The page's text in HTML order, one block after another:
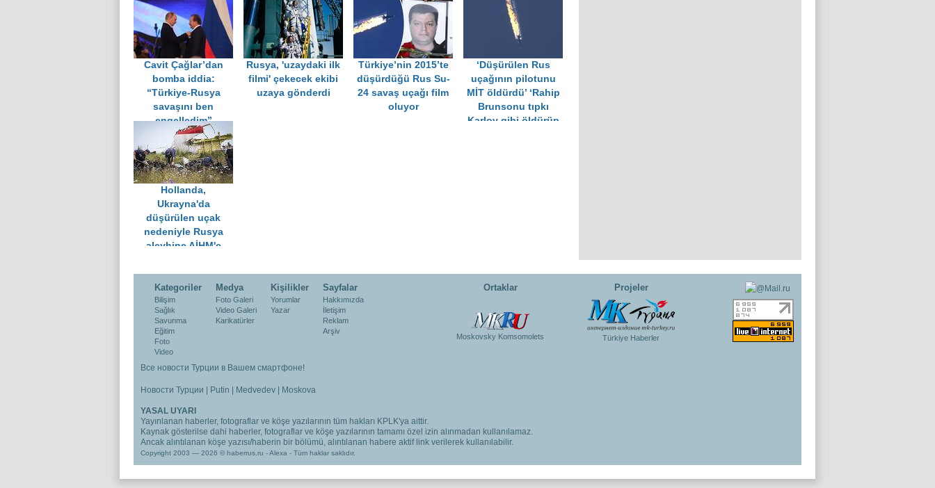
Cavit Çağlar’dan
bomba iddia:
“Türkiye-Rusya
savaşını ben
engelledim”
Rusya, 'uzaydaki ilk
filmi' çekecek ekibi
uzaya gönderdi
Türkiye’nin 2015’te
düşürdüğü Rus Su-
24 savaş uçağı film
oluyor
‘Düşürülen Rus
uçağının pilotunu
MİT öldürdü’ ‘Rahip
Brunsonu tıpkı
Karlov gibi öldürüp
Hollanda,
Ukrayna'da
düşürülen uçak
nedeniyle Rusya
aleyhine AİHM'e
Kategoriler
Bilişim
Sağlık
Savunma
Eğitim
Foto
Video
Medya
Foto Galeri
Video Galeri
Karikatürler
Kişilikler
Yorumlar
Yazar
Sayfalar
Hakkımızda
İletişim
Reklam
Arşiv
Ortaklar
Moskovsky Komsomolets
Projeler
Türkiye Haberler
Все новости Турции в Вашем смартфоне!
Новости Турции Putin Medvedev Moskova
YASAL UYARI
Yayınlanan haberler, fotograflar ve köşe yazılarının tüm hakları KPLK'ya aittir.
Kaynak gösterilse dahi haberler, fotograflar ve köşe yazılarının tamamı özel izin alınmadan kullanılamaz.
Ancak alıntılanan köşe yazısı/haberin bir bölümü, alıntılanan habere aktif link verilerek kullanılabilir.
Copyright 2003 — 2026 © haberrus.ru -Alexa - Tüm haklar saklıdır.